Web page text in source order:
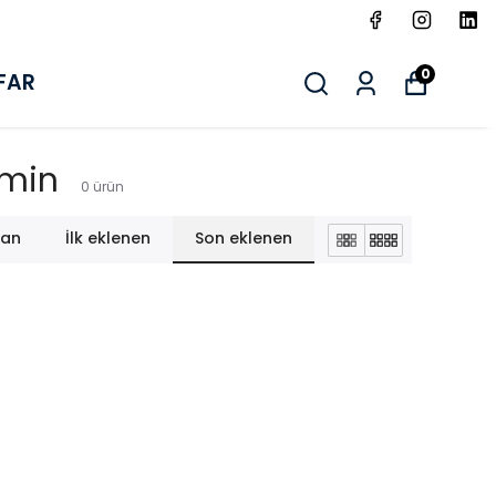
0
0 ürün
İlk eklenen Son eklenen